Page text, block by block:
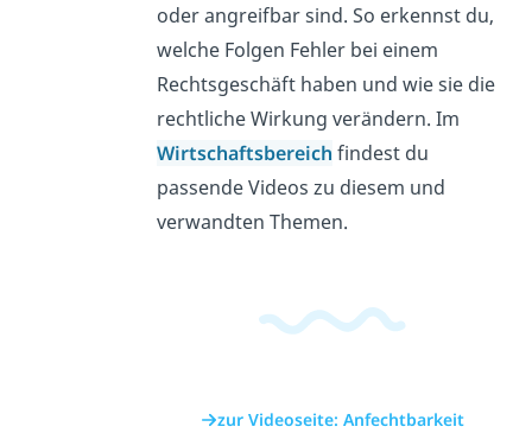
oder angreifbar sind. So erkennst du,
welche Folgen Fehler bei einem
Rechtsgeschäft haben und wie sie die
rechtliche Wirkung verändern. Im
Wirtschaftsbereich findest du
passende Videos zu diesem und
verwandten Themen.
zur Videoseite: Anfechtbarkeit